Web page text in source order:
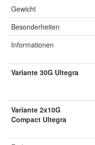
Gewicht
Besonderheiten
Informationen
Variante 30G Ultegra
Variante 2x10G
Compact Ultegra